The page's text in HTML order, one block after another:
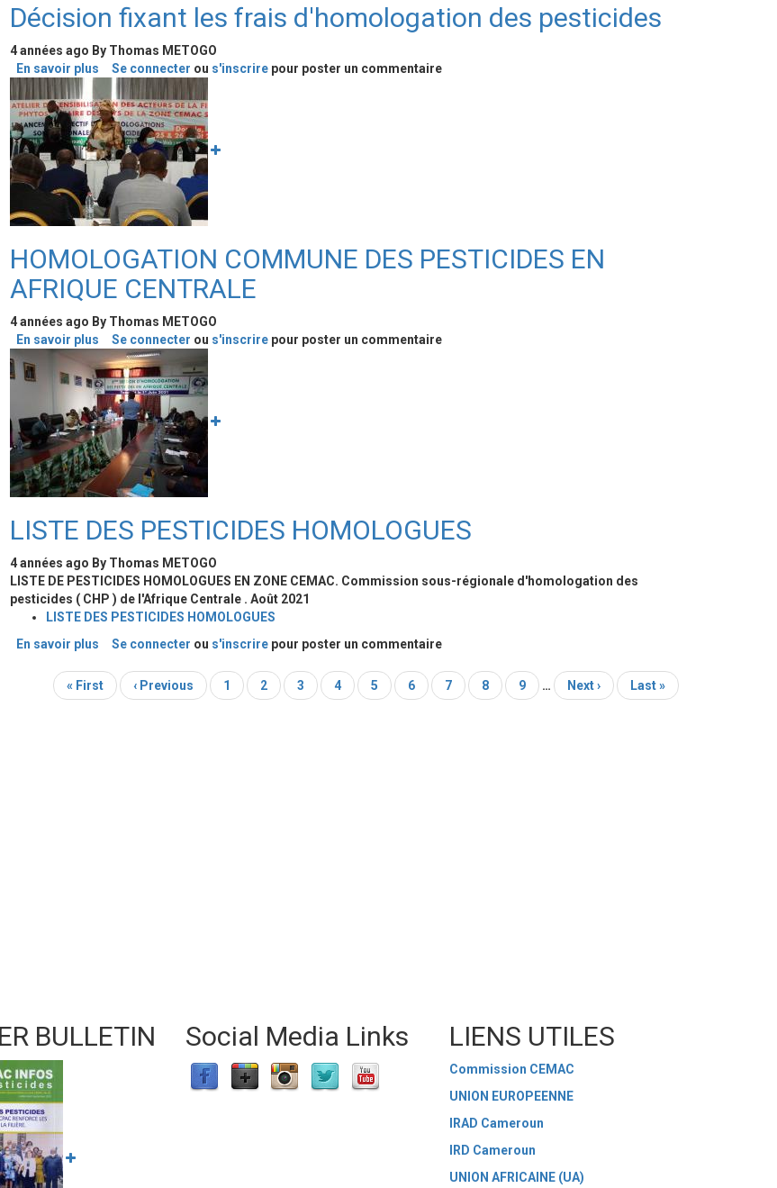
À
CANDIDATURES
POUR
LA
DIGITALISATION
DES
HOMOLOGATIONS
EN
AFRIQUE
CENTRALE
Décision fixant les frais d'homologation des pesticides
4 années ago By Thomas METOGO
En savoir plus sur
Décision
fixant
les
frais
d'homologation
des
pesticides
Se connecter ou s'inscrire pour poster un commentaire
Image
HOMOLOGATION COMMUNE DES PESTICIDES EN
AFRIQUE CENTRALE
4 années ago By Thomas METOGO
En savoir plus sur
HOMOLOGATION
COMMUNE
DES
PESTICIDES
EN
AFRIQUE
CENTRALE
Se connecter ou s'inscrire pour poster un commentaire
Image
LISTE DES PESTICIDES HOMOLOGUES
4 années ago By Thomas METOGO
LISTE DE PESTICIDES HOMOLOGUES EN ZONE CEMAC. Commission sous-régionale d'homologation des
pesticides ( CHP ) de l'Afrique Centrale . Août 2021
LISTE DES PESTICIDES HOMOLOGUES
En savoir plus sur
DES
PESTICIDES
Se connecter ou s'inscrire pour poster un commentaire
PaginationPremière
page
« First
Page
précédente
‹ Previous Page
1 Page
2 Page
3 Page
4
Page
courante
5 Page
6 Page
7 Page
8 Page
9 …
Page
suivante
Next ›
Dernière
page
Last »
BULLETIN Social Media Links LIENS UTILES
Commission CEMAC
UNION EUROPEENNE
IRAD Cameroun
IRD Cameroun
UNION AFRICAINE (UA)